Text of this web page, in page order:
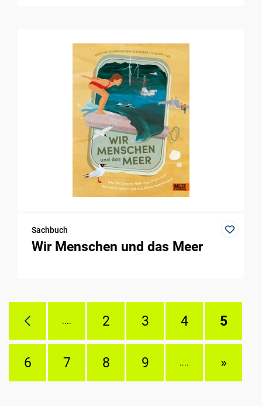
Sachbuch
Wir Menschen und das Meer
.... 2 3 4 5
6 7 8 9 .... »